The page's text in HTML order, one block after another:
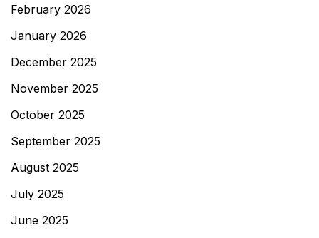
February 2026
January 2026
December 2025
November 2025
October 2025
September 2025
August 2025
July 2025
June 2025